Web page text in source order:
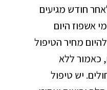
חודש מגיעים
ימי אשפוז היום
מחיר הטיפול
כאמור ללא
יש טיפול